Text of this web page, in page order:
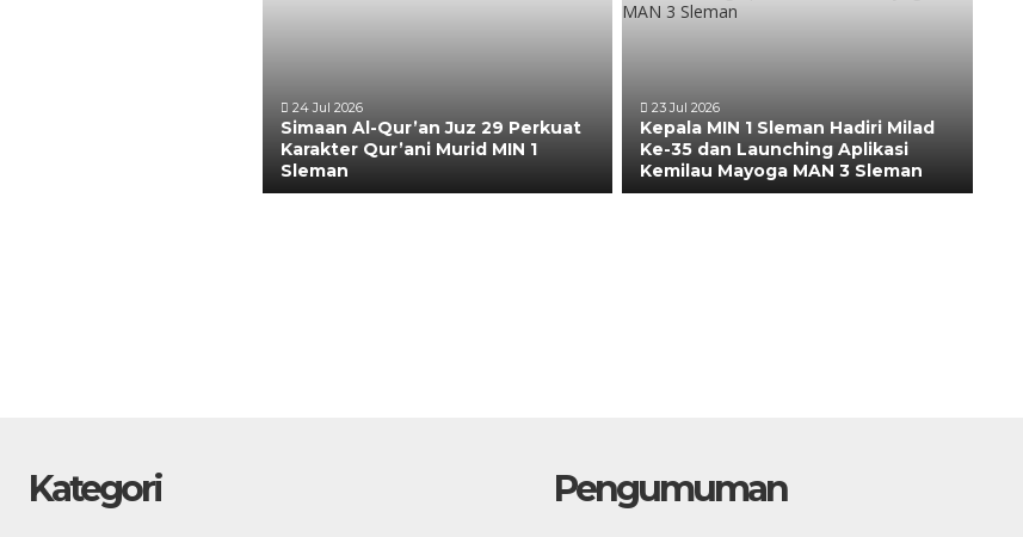
24 Jul 2026
Simaan Al-Qur’an Juz 29 Perkuat
Karakter Qur’ani Murid MIN 1
Sleman
23 Jul 2026
Kepala MIN 1 Sleman Hadiri Milad
Ke-35 dan Launching Aplikasi
Kemilau Mayoga MAN 3 Sleman
Kategori Pengumuman